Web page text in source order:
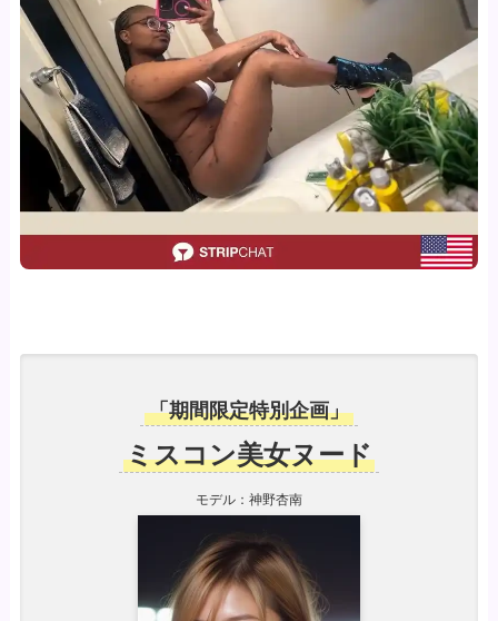
「期間限定特別企画」
ミスコン美女ヌード
モデル：神野杏南